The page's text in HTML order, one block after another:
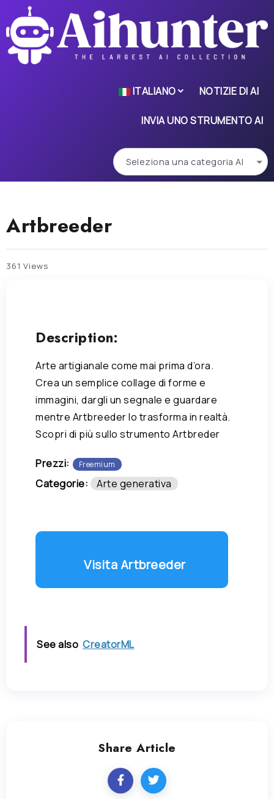
ITALIANO NOTIZIE DI AI
INVIA UNO STRUMENTO AI
Artbreeder
361 Views
Description:
Arte artigianale come mai prima d’ora.
Crea un semplice collage di forme e
immagini, dargli un segnale e guardare
mentre Artbreeder lo trasforma in realtà.
Scopri di più sullo strumento Artbreder
Prezzi: Freemium
Categorie: Arte generativa
Visita Artbreeder
See also CreatorML
Share Article